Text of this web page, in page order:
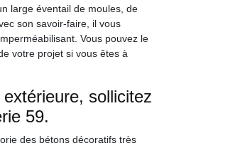
large éventail de moules, de
son savoir-faire, il vous
Vous pouvez le
votre projet si vous êtes à
sollicitez
59.
des bétons décoratifs très